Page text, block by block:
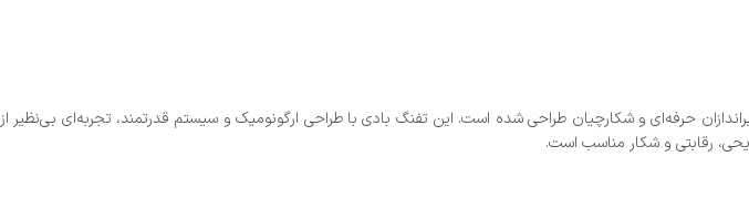
حرفه‌ای و شکارچیان طراحی شده است. این تفنگ بادی با طراحی ارگونومیک و سیستم قدرتمند، تجربه‌ای بی‌نظیر از